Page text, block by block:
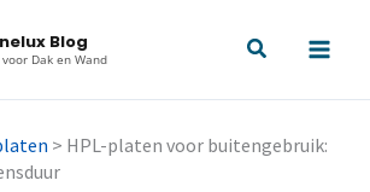
Blog
Dak en Wand
> HPL-platen voor buitengebruik: